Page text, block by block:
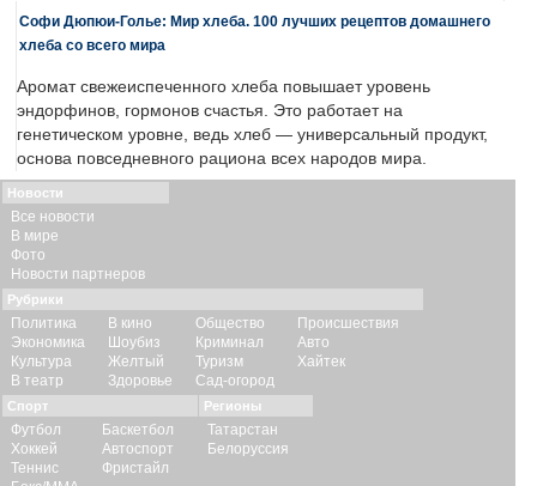
Софи Дюпюи-Голье: Мир хлеба. 100 лучших рецептов домашнего
хлеба со всего мира
Аромат свежеиспеченного хлеба повышает уровень
эндорфинов, гормонов счастья. Это работает на
генетическом уровне, ведь хлеб — универсальный продукт,
основа повседневного рациона всех народов мира.
Новости
Все новости
В мире
Фото
Новости партнеров
Рубрики
Политика
Экономика
Культура
В театр
В кино
Шоубиз
Желтый
Здоровье
Общество
Криминал
Туризм
Сад-огород
Происшествия
Авто
Хайтек
Спорт
Футбол
Хоккей
Теннис
Баскетбол
Автоспорт
Фристайл
Регионы
Татарстан
Белоруссия